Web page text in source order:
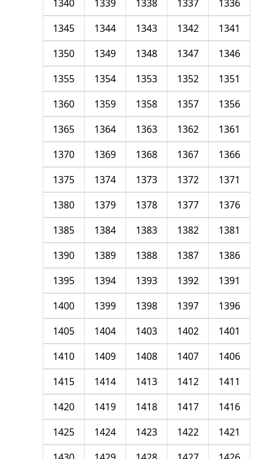
1336
1337
1338
1339
1340
1341
1342
1343
1344
1345
1346
1347
1348
1349
1350
1351
1352
1353
1354
1355
1356
1357
1358
1359
1360
1361
1362
1363
1364
1365
1366
1367
1368
1369
1370
1371
1372
1373
1374
1375
1376
1377
1378
1379
1380
1381
1382
1383
1384
1385
1386
1387
1388
1389
1390
1391
1392
1393
1394
1395
1396
1397
1398
1399
1400
1401
1402
1403
1404
1405
1406
1407
1408
1409
1410
1411
1412
1413
1414
1415
1416
1417
1418
1419
1420
1421
1422
1423
1424
1425